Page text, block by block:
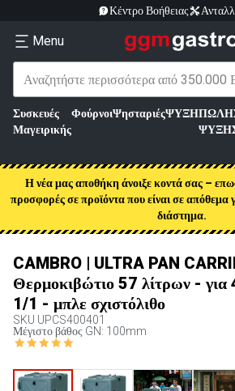
Κέντρο Βοήθειας
Menu
Συσκευές
Μαγειρικής
ΦούρνοιΨησταριέςΨΥΞΗ
Η νέα μας αποθήκη άνοιξε κοντά σας –
προσφορές σε προϊόντα που είναι σε απόθεμα
διάστημα.
CAMBRO | ULTRA PAN
Θερμοκιβώτιο 57 λίτρων - για
1/1 - μπλε σχιστόλιθο
SKU UPCS400401
Μέγιστο βάθος GN: 100mm